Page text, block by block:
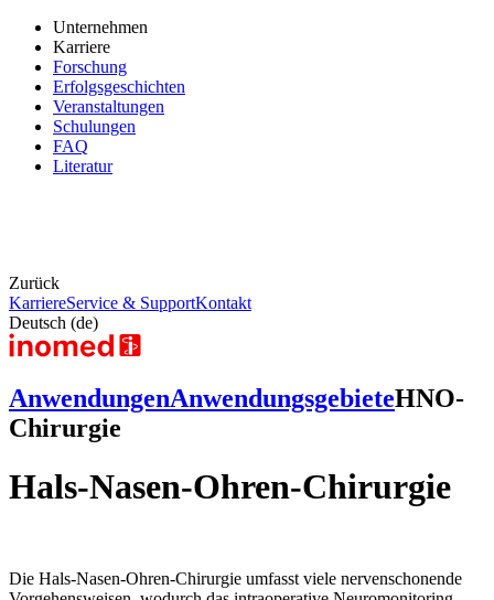
Unternehmen
Karriere
Forschung
Erfolgsgeschichten
Veranstaltungen
Schulungen
FAQ
Literatur
Zurück
KarriereService & SupportKontakt
Deutsch (de)
AnwendungenAnwendungsgebieteHNO-
Chirurgie
Hals-Nasen-Ohren-Chirurgie
Die Hals-Nasen-Ohren-Chirurgie umfasst viele nervenschonende